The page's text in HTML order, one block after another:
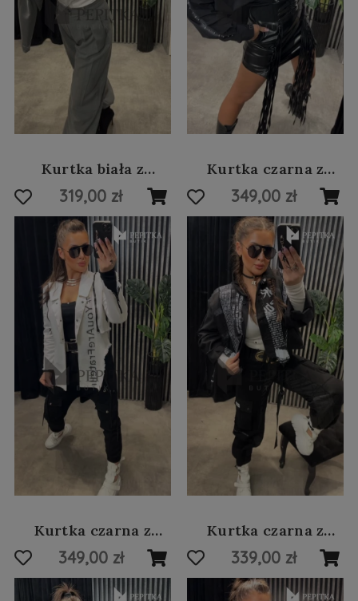
Kurtka biała z
odpinanymi
rękawami #45
319,00 zł
Kurtka czarna z
białym printem
typograficznym #42
349,00 zł
Kurtka czarna z
kapturem #44
349,00 zł
Kurtka czarna z
przetarciami #40
339,00 zł